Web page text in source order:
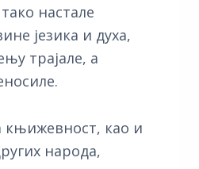
настале
језика и духа,
трајале, а
као и
народа,